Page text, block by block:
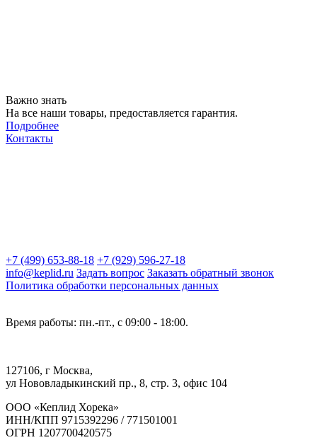
Важно знать
На все наши товары, предоставляется гарантия.
Подробнее
Контакты
+7 (499) 653-88-18 +7 (929) 596-27-18
info@keplid.ru Задать вопрос Заказать обратный звонок
Политика обработки персональных данных
Время работы: пн.-пт., с 09:00 - 18:00.
127106, г Москва,
ул Нововладыкинский пр., 8, стр. 3, офис 104
ООО «Кеплид Хорека»
ИНН/КПП 9715392296 / 771501001
ОГРН 1207700420575